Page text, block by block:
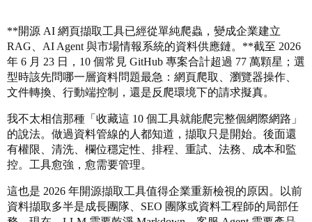
**開源 AI 網頁擷取工具已經從單純爬蟲，變成企業建立
RAG、AI Agent 與市場情報系統的資料供應鏈。**截至 2026
年 6 月 23 日，10 個常見 GitHub 專案合計超過 77 萬顆星；選
型時該先問哪一層資料問題最急：網頁爬取、瀏覽器操作、
文件轉換、行動端控制，還是反爬環境下的請求擬真。
我不太相信那種「收藏這 10 個工具就能爬完整個網際網路」
的說法。做過資料管線的人都知道，擷取只是開始。後面還
有權限、清洗、欄位穩定性、排程、重試、法務、成本和監
控。工具愈強，愈需要管理。
這也是 2026 年開源擷取工具值得企業重新檢視的原因。以前
資料擷取多半是成長團隊、SEO 團隊或資料工程師的局部任